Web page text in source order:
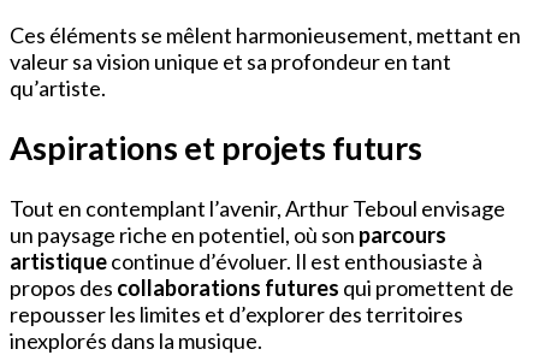
Ces éléments se mêlent harmonieusement, mettant en
valeur sa vision unique et sa profondeur en tant
qu’artiste.
Aspirations et projets futurs
Tout en contemplant l’avenir, Arthur Teboul envisage
un paysage riche en potentiel, où son parcours
artistiquecontinue d’évoluer. Il est enthousiaste à
propos des collaborations futures qui promettent de
repousser les limites et d’explorer des territoires
inexplorés dans la musique.